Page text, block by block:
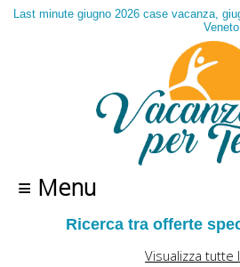
Last minute giugno 2026 case vacanza,
Veneto
≡ Menu
Ricerca tra offerte
Visualizza